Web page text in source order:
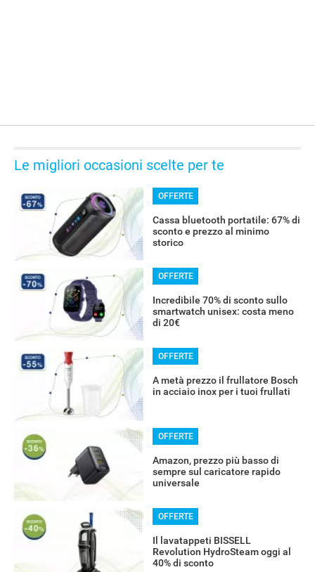
RECENSIONI
Le migliori occasioni scelte per te
OFFERTE
Cassa bluetooth portatile: 67% di
sconto e prezzo al minimo
storico
OFFERTE
Incredibile 70% di sconto sullo
smartwatch unisex: costa meno
di 20€
OFFERTE
A metà prezzo il frullatore Bosch
in acciaio inox per i tuoi frullati
OFFERTE
Amazon, prezzo più basso di
sempre sul caricatore rapido
universale
OFFERTE
Il lavatappeti BISSELL
Revolution HydroSteam oggi al
40% di sconto